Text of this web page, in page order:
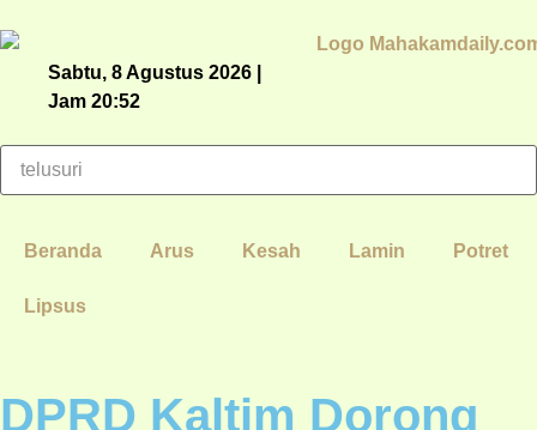
Sabtu, 8 Agustus 2026 |
Jam 20:52
Beranda Arus Kesah Lamin Potret
Lipsus
DPRD Kaltim Dorong